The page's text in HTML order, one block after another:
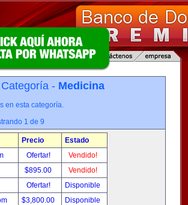
- Medicina
en esta categoría.
1 de 9
Precio
Estado
Ofertar!
Vendido!
$895.00
Vendido!
Ofertar!
Disponible
$3,800.00
Disponible